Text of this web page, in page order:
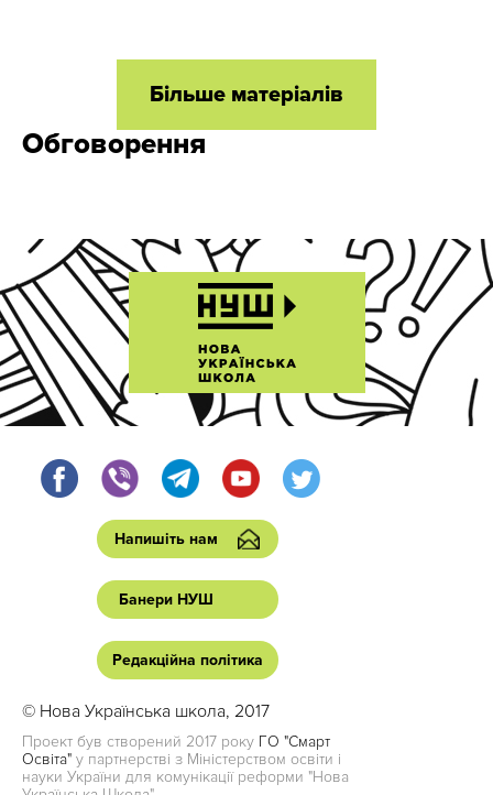
Більше матеріалів
Обговорення
Напишіть нам
Банери НУШ
Редакційна політика
© Нова Українська школа, 2017
Проект був створений 2017 року ГО "Смарт
Освіта" у партнерстві з Міністерством освіти і
науки України для комунікації реформи "Нова